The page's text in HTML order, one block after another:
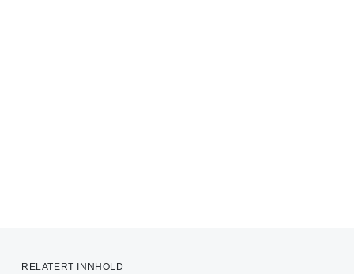
RELATERT INNHOLD